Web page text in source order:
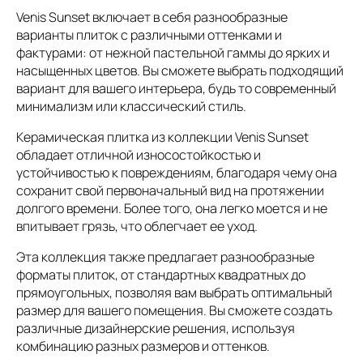
Venis Sunset включает в себя разнообразные
варианты плиток с различными оттенками и
фактурами: от нежной пастельной гаммы до ярких и
насыщенных цветов. Вы сможете выбрать подходящий
вариант для вашего интерьера, будь то современный
минимализм или классический стиль.
Керамическая плитка из коллекции Venis Sunset
обладает отличной износостойкостью и
устойчивостью к повреждениям, благодаря чему она
сохранит свой первоначальный вид на протяжении
долгого времени. Более того, она легко моется и не
впитывает грязь, что облегчает ее уход.
Эта коллекция также предлагает разнообразные
форматы плиток, от стандартных квадратных до
прямоугольных, позволяя вам выбрать оптимальный
размер для вашего помещения. Вы сможете создать
различные дизайнерские решения, используя
комбинацию разных размеров и оттенков.